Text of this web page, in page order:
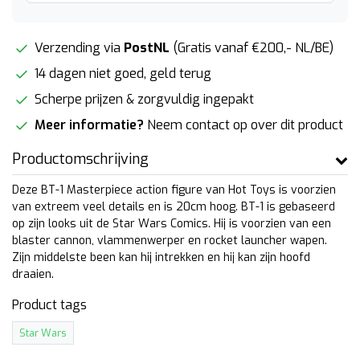
Verzending via PostNL (Gratis vanaf €200,- NL/BE)
14 dagen niet goed, geld terug
Scherpe prijzen & zorgvuldig ingepakt
Meer informatie? Neem contact op over dit product
Productomschrijving
Deze BT-1 Masterpiece action figure van Hot Toys is voorzien
van extreem veel details en is 20cm hoog. BT-1 is gebaseerd
op zijn looks uit de Star Wars Comics. Hij is voorzien van een
blaster cannon, vlammenwerper en rocket launcher wapen.
Zijn middelste been kan hij intrekken en hij kan zijn hoofd
draaien.
Product tags
Star Wars